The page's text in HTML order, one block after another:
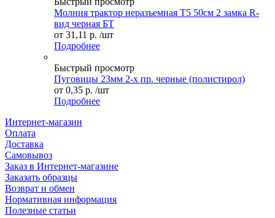
Молния трактор неразъемная Т5 50см 2 замка R-
вид черная БТ
от 31,11 р. /шт
Подробнее
Быстрый просмотр
Пуговицы 23мм 2-х пр. черные (полистирол)
от 0,35 р. /шт
Подробнее
Интернет-магазин
Оплата
Доставка
Самовывоз
Заказ в Интернет-магазине
Заказать образцы
Возврат и обмен
Нормативная информация
Полезные статьи